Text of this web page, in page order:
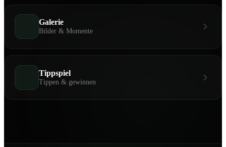
Galerie
Bilder & Momente
Tippspiel
Tippen & gewinnen